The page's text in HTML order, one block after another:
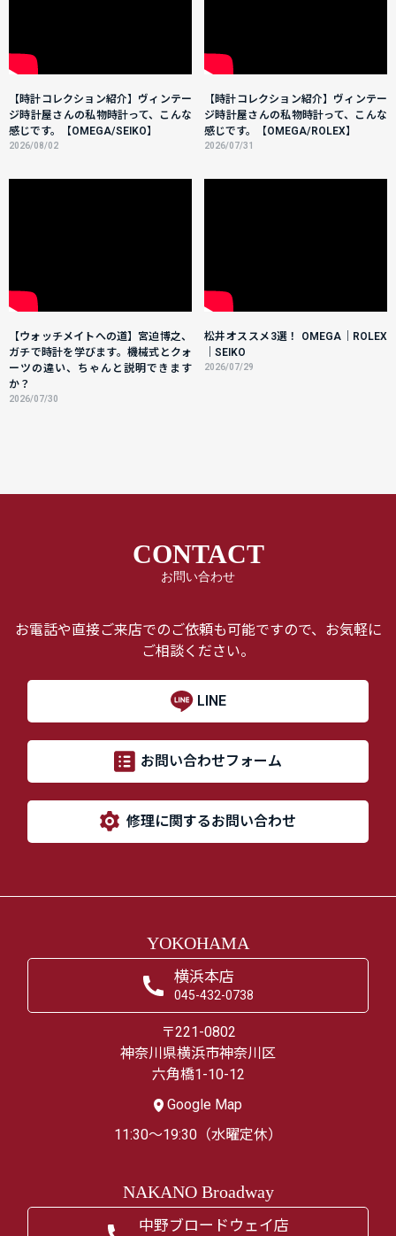
【時計コレクション紹介】ヴィンテー
ジ時計屋さんの私物時計って、こんな
感じです。【OMEGA/SEIKO】
2026/08/02
【時計コレクション紹介】ヴィンテー
ジ時計屋さんの私物時計って、こんな
感じです。【OMEGA/ROLEX】
2026/07/31
【ウォッチメイトへの道】宮迫博之、
ガチで時計を学びます。機械式とクォ
ーツの違い、ちゃんと説明できます
か？
2026/07/30
松井オススメ3選！ OMEGA｜ROLEX
｜SEIKO
2026/07/29
CONTACT
お問い合わせ
お電話や直接ご来店でのご依頼も可能ですので、お気軽に
ご相談ください。
LINE
お問い合わせフォーム
修理に関するお問い合わせ
YOKOHAMA
横浜本店
045-432-0738
〒221-0802
神奈川県横浜市神奈川区
六角橋1-10-12
Google Map
11:30～19:30（水曜定休）
NAKANO Broadway
中野ブロードウェイ店